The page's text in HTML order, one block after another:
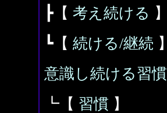
┣【 考え続ける 】
┗【 続ける/継続 】
意識し続ける習慣
┗【 習慣 】